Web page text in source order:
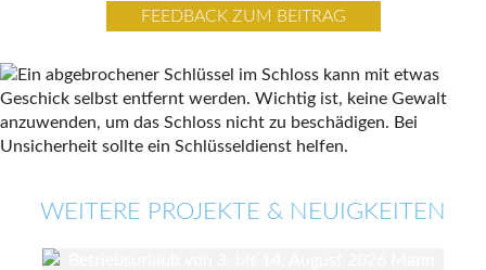
FEEDBACK ZUM BEITRAG
WEITERE PROJEKTE & NEUIGKEITEN